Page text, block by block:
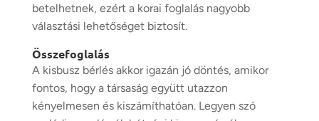
betelhetnek, ezért a korai foglalás nagyobb
választási lehetőséget biztosít.
Összefoglalás
A kisbusz bérlés akkor igazán jó döntés, amikor
fontos, hogy a társaság együtt utazzon
kényelmesen és kiszámíthatóan. Legyen szó